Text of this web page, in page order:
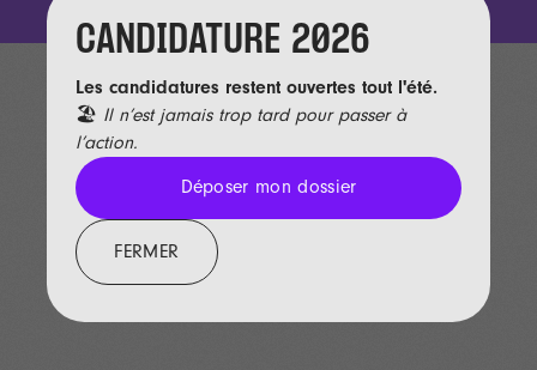
CANDIDATURE 2026
Les candidatures restent ouvertes tout l'été.
🏖️ Il n’est jamais trop tard pour passer à
l’action.
Déposer mon dossier
Déposer mon dossier
FERMER